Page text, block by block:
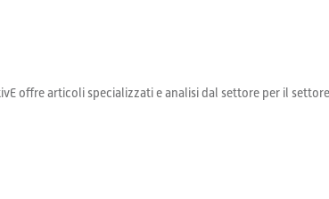
offre articoli specializzati e analisi dal settore per il